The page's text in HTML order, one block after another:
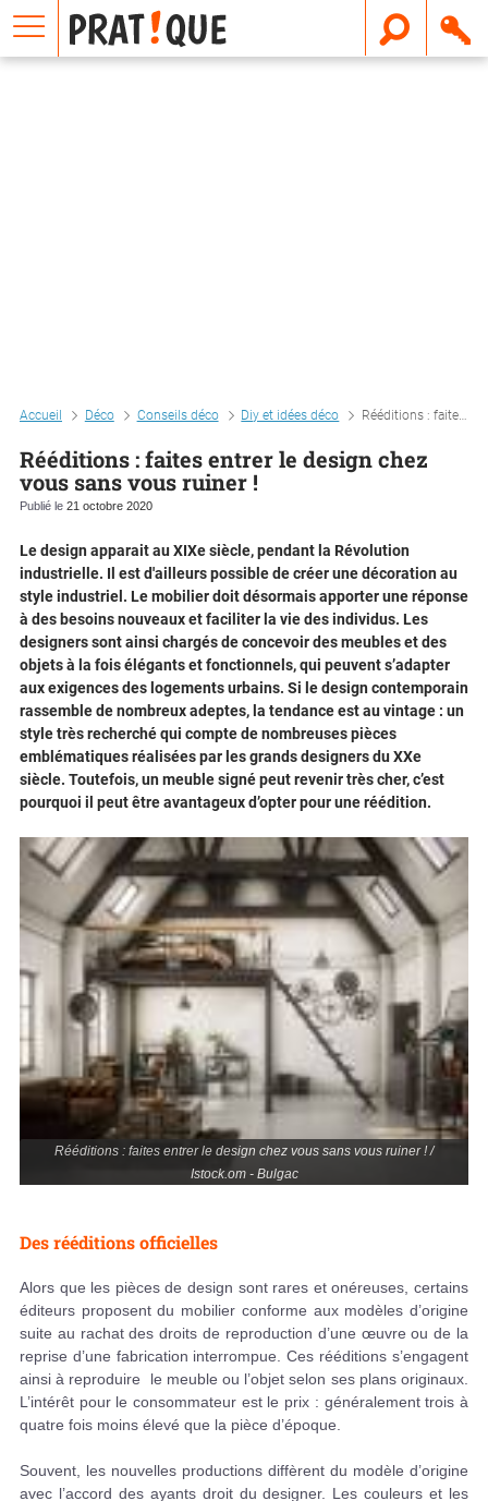
Accueil Déco Conseils déco Diy et idées déco Rééditions : faites entrer le design chez vous sans vous ruiner !
Rééditions : faites entrer le design chez
vous sans vous ruiner !
Publié le 21 octobre 2020
Rééditions : faites entrer le design chez vous sans vous ruiner ! /
Istock.om - Bulgac
Le design apparait au XIXe siècle, pendant la Révolution
industrielle. Il est d'ailleurs possible de créer une décoration au
style industriel. Le mobilier doit désormais apporter une réponse
à des besoins nouveaux et faciliter la vie des individus. Les
designers sont ainsi chargés de concevoir des meubles et des
objets à la fois élégants et fonctionnels, qui peuvent s’adapter
aux exigences des logements urbains. Si le design contemporain
rassemble de nombreux adeptes, la tendance est au vintage : un
style très recherché qui compte de nombreuses pièces
emblématiques réalisées par les grands designers du XXe
siècle. Toutefois, un meuble signé peut revenir très cher, c’est
pourquoi il peut être avantageux d’opter pour une réédition.
Des rééditions officielles
Alors que les pièces de design sont rares et onéreuses, certains
éditeurs proposent du mobilier conforme aux modèles d’origine
suite au rachat des droits de reproduction d’une œuvre ou de la
reprise d’une fabrication interrompue. Ces rééditions s’engagent
ainsi à reproduire le meuble ou l’objet selon ses plans originaux.
L’intérêt pour le consommateur est le prix : généralement trois à
quatre fois moins élevé que la pièce d’époque.
Souvent, les nouvelles productions diffèrent du modèle d’origine
avec l’accord des ayants droit du designer. Les couleurs et les
E
m
a